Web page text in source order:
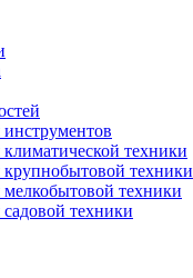
техники
техники
техники
техники